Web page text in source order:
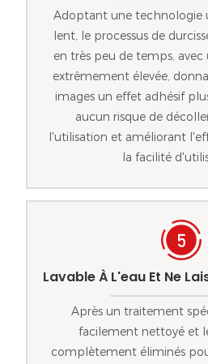
Adoptant une technologie
lent, le processus de
en très peu de temps, avec
extrêmement élevée,
images un effet adhésif
aucun risque de
l'utilisation et améliorant
la facilité
Lavable À L'eau Et Ne
Après un traitement
facilement nettoyé et
complètement éliminés